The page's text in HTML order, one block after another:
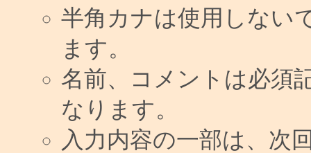
半角カナは使用しない
ます。
名前、コメントは必須
なります。
入力内容の一部は、次